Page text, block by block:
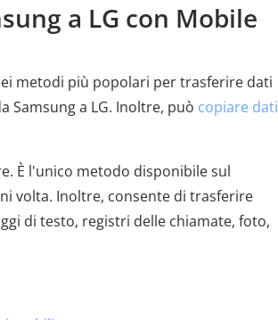
a LG con Mobile
metodi più popolari per trasferire dati
a LG. Inoltre, può copiare dati
È l'unico metodo disponibile sul
volta. Inoltre, consente di trasferire
di testo, registri delle chiamate, foto,